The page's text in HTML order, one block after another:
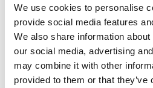
We use cookies to personalise
provide social media features
We also share information
our social media, advertising
may combine it with other
provided to them or that